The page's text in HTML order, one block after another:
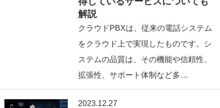
解説
クラウドPBXは、従来の電話システム
をクラウド上で実現したものです。シ
ステムの品質は、その機能や信頼性、
拡張性、サポート体制など多…
2023.12.27